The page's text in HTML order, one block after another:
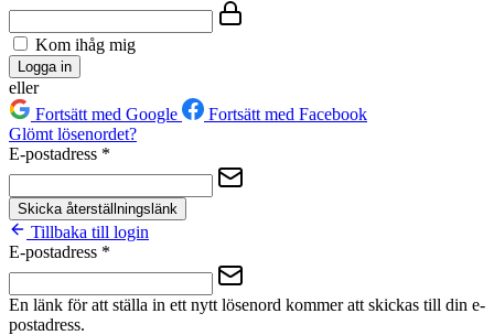
Kom ihåg mig
Logga in
eller
Fortsätt med Google
Fortsätt med Facebook
Glömt lösenordet?
E-postadress *
Skicka återställningslänk
Tillbaka till login
E-postadress *
En länk för att ställa in ett nytt lösenord kommer att skickas till din e-
postadress.